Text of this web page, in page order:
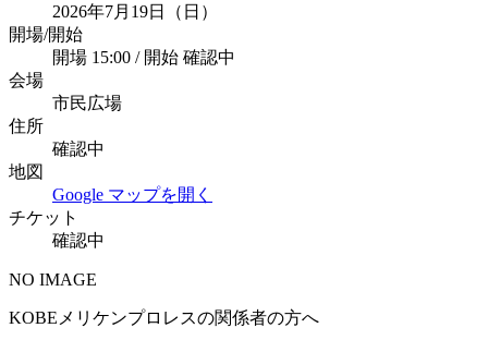
2026年7月19日（日）
開場/開始
開場 15:00 / 開始 確認中
会場
市民広場
住所
確認中
地図
Google マップを開く
チケット
確認中
NO IMAGE
KOBEメリケンプロレスの関係者の方へ